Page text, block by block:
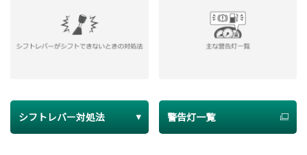
シフトレバー対処法 警告灯一覧